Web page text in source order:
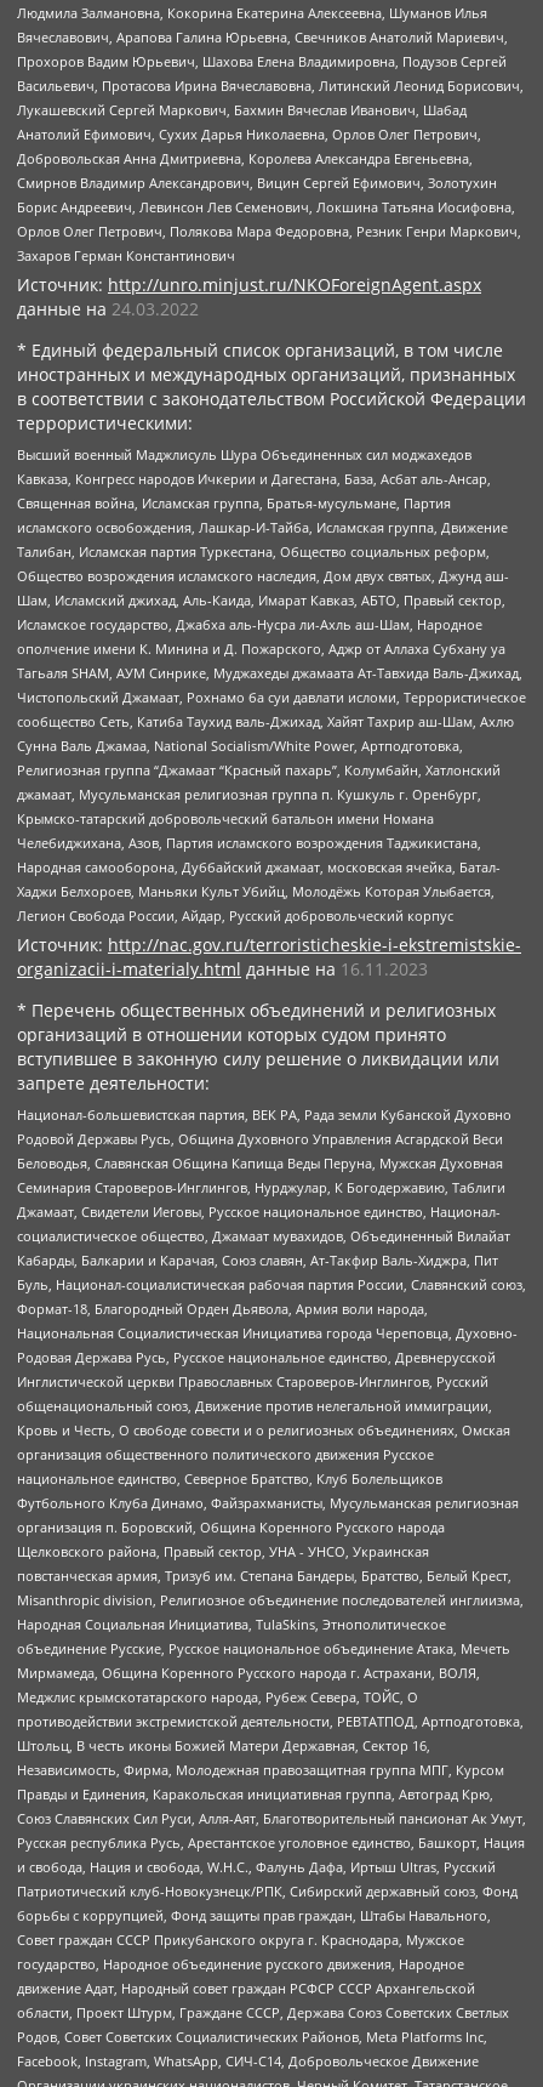
Людмила Залмановна, Кокорина Екатерина Алексеевна, Шуманов Илья
Вячеславович, Арапова Галина Юрьевна, Свечников Анатолий Мариевич,
Прохоров Вадим Юрьевич, Шахова Елена Владимировна, Подузов Сергей
Васильевич, Протасова Ирина Вячеславовна, Литинский Леонид Борисович,
Лукашевский Сергей Маркович, Бахмин Вячеслав Иванович, Шабад
Анатолий Ефимович, Сухих Дарья Николаевна, Орлов Олег Петрович,
Добровольская Анна Дмитриевна, Королева Александра Евгеньевна,
Смирнов Владимир Александрович, Вицин Сергей Ефимович, Золотухин
Борис Андреевич, Левинсон Лев Семенович, Локшина Татьяна Иосифовна,
Орлов Олег Петрович, Полякова Мара Федоровна, Резник Генри Маркович,
Захаров Герман Константинович
Источник: http://unro.minjust.ru/NKOForeignAgent.aspx
данные на 24.03.2022
* Единый федеральный список организаций, в том числе
иностранных и международных организаций, признанных
в соответствии с законодательством Российской Федерации
террористическими:
Высший военный Маджлисуль Шура Объединенных сил моджахедов
Кавказа, Конгресс народов Ичкерии и Дагестана, База, Асбат аль-Ансар,
Священная война, Исламская группа, Братья-мусульмане, Партия
исламского освобождения, Лашкар-И-Тайба, Исламская группа, Движение
Талибан, Исламская партия Туркестана, Общество социальных реформ,
Общество возрождения исламского наследия, Дом двух святых, Джунд аш-
Шам, Исламский джихад, Аль-Каида, Имарат Кавказ, АБТО, Правый сектор,
Исламское государство, Джабха аль-Нусра ли-Ахль аш-Шам, Народное
ополчение имени К. Минина и Д. Пожарского, Аджр от Аллаха Субхану уа
Тагьаля SHAM, АУМ Синрике, Муджахеды джамаата Ат-Тавхида Валь-Джихад,
Чистопольский Джамаат, Рохнамо ба суи давлати исломи, Террористическое
сообщество Сеть, Катиба Таухид валь-Джихад, Хайят Тахрир аш-Шам, Ахлю
Сунна Валь Джамаа, National Socialism/White Power, Артподготовка,
Религиозная группа “Джамаат “Красный пахарь”, Колумбайн, Хатлонский
джамаат, Мусульманская религиозная группа п. Кушкуль г. Оренбург,
Крымско-татарский добровольческий батальон имени Номана
Челебиджихана, Азов, Партия исламского возрождения Таджикистана,
Народная самооборона, Дуббайский джамаат, московская ячейка, Батал-
Хаджи Белхороев, Маньяки Культ Убийц, Молодёжь Которая Улыбается,
Легион Свобода России, Айдар, Русский добровольческий корпус
Источник: http://nac.gov.ru/terroristicheskie-i-ekstremistskie-
organizacii-i-materialy.html данные на 16.11.2023
* Перечень общественных объединений и религиозных
организаций в отношении которых судом принято
вступившее в законную силу решение о ликвидации или
запрете деятельности:
Национал-большевистская партия, ВЕК РА, Рада земли Кубанской Духовно
Родовой Державы Русь, Община Духовного Управления Асгардской Веси
Беловодья, Славянская Община Капища Веды Перуна, Мужская Духовная
Семинария Староверов-Инглингов, Нурджулар, К Богодержавию, Таблиги
Джамаат, Свидетели Иеговы, Русское национальное единство, Национал-
социалистическое общество, Джамаат мувахидов, Объединенный Вилайат
Кабарды, Балкарии и Карачая, Союз славян, Ат-Такфир Валь-Хиджра, Пит
Буль, Национал-социалистическая рабочая партия России, Славянский союз,
Формат-18, Благородный Орден Дьявола, Армия воли народа,
Национальная Социалистическая Инициатива города Череповца, Духовно-
Родовая Держава Русь, Русское национальное единство, Древнерусской
Инглистической церкви Православных Староверов-Инглингов, Русский
общенациональный союз, Движение против нелегальной иммиграции,
Кровь и Честь, О свободе совести и о религиозных объединениях, Омская
организация общественного политического движения Русское
национальное единство, Северное Братство, Клуб Болельщиков
Футбольного Клуба Динамо, Файзрахманисты, Мусульманская религиозная
организация п. Боровский, Община Коренного Русского народа
Щелковского района, Правый сектор, УНА - УНСО, Украинская
повстанческая армия, Тризуб им. Степана Бандеры, Братство, Белый Крест,
Misanthropic division, Религиозное объединение последователей инглиизма,
Народная Социальная Инициатива, TulaSkins, Этнополитическое
объединение Русские, Русское национальное объединение Атака, Мечеть
Мирмамеда, Община Коренного Русского народа г. Астрахани, ВОЛЯ,
Меджлис крымскотатарского народа, Рубеж Севера, ТОЙС, О
противодействии экстремистской деятельности, РЕВТАТПОД, Артподготовка,
Штольц, В честь иконы Божией Матери Державная, Сектор 16,
Независимость, Фирма, Молодежная правозащитная группа МПГ, Курсом
Правды и Единения, Каракольская инициативная группа, Автоград Крю,
Союз Славянских Сил Руси, Алля-Аят, Благотворительный пансионат Ак Умут,
Русская республика Русь, Арестантское уголовное единство, Башкорт, Нация
и свобода, Нация и свобода, W.H.С., Фалунь Дафа, Иртыш Ultras, Русский
Патриотический клуб-Новокузнецк/РПК, Сибирский державный союз, Фонд
борьбы с коррупцией, Фонд защиты прав граждан, Штабы Навального,
Совет граждан СССР Прикубанского округа г. Краснодара, Мужское
государство, Народное объединение русского движения, Народное
движение Адат, Народный совет граждан РСФСР СССР Архангельской
области, Проект Штурм, Граждане СССР, Держава Союз Советских Светлых
Родов, Совет Советских Социалистических Районов, Meta Platforms Inc,
Facebook, Instagram, WhatsApp, СИЧ-С14, Добровольческое Движение